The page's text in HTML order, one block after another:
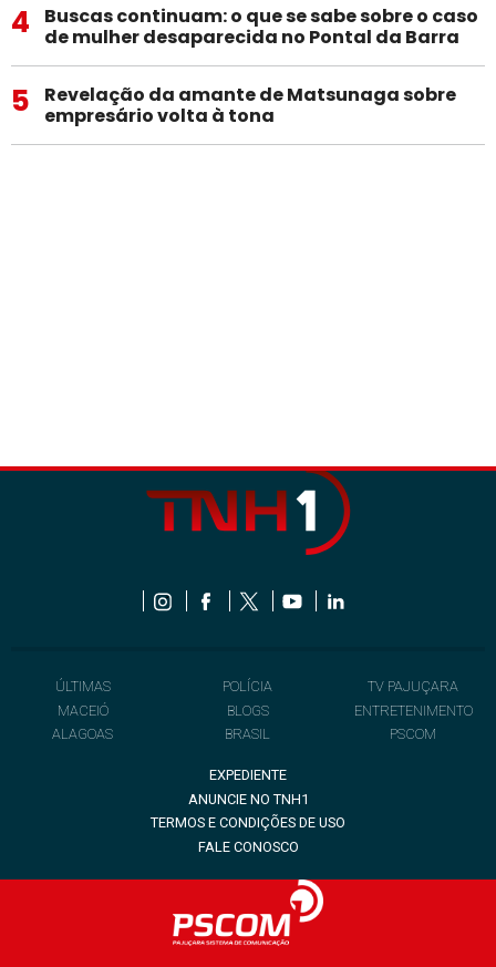
4
Buscas continuam: o que se sabe sobre o caso
de mulher desaparecida no Pontal da Barra
5
Revelação da amante de Matsunaga sobre
empresário volta à tona
ÚLTIMAS
MACEIÓ
ALAGOAS
POLÍCIA
BLOGS
BRASIL
TV PAJUÇARA
ENTRETENIMENTO
PSCOM
EXPEDIENTE
ANUNCIE NO TNH1
TERMOS E CONDIÇÕES DE USO
FALE CONOSCO